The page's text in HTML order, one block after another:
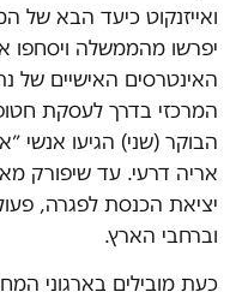
ואייזנקוט כיעד הבא
יפרשו מהממשלה ויסחפו
האינטרסים האישיים של
המרכזי בדרך לעסקת
הבוקר (שני) הגיעו אנשי
אריה דרעי. עד שיפורק
יציאת הכנסת לפגרה,
וברחבי הארץ.
כעת מובילים בארגוני